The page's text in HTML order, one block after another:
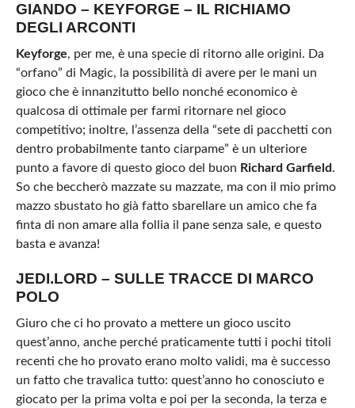
GIANDO – KEYFORGE – IL RICHIAMO
DEGLI ARCONTI
Keyforge, per me, è una specie di ritorno alle origini. Da
“orfano” di Magic, la possibilità di avere per le mani un
gioco che è innanzitutto bello nonché economico è
qualcosa di ottimale per farmi ritornare nel gioco
competitivo; inoltre, l’assenza della “sete di pacchetti con
dentro probabilmente tanto ciarpame” è un ulteriore
punto a favore di questo gioco del buon Richard Garfield.
So che beccherò mazzate su mazzate, ma con il mio primo
mazzo sbustato ho già fatto sbarellare un amico che fa
finta di non amare alla follia il pane senza sale, e questo
basta e avanza!
JEDI.LORD – SULLE TRACCE DI MARCO
POLO
Giuro che ci ho provato a mettere un gioco uscito
quest’anno, anche perché praticamente tutti i pochi titoli
recenti che ho provato erano molto validi, ma è successo
un fatto che travalica tutto: quest’anno ho conosciuto e
giocato per la prima volta e poi per la seconda, la terza e